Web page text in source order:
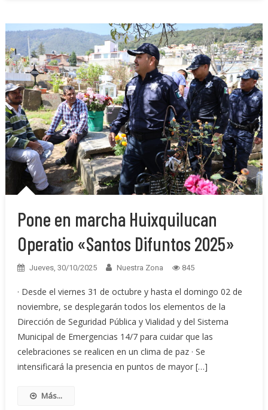
Pone en marcha Huixquilucan
Operatio «Santos Difuntos 2025»
Jueves, 30/10/2025 Nuestra Zona 845
· Desde el viernes 31 de octubre y hasta el domingo 02 de
noviembre, se desplegarán todos los elementos de la
Dirección de Seguridad Pública y Vialidad y del Sistema
Municipal de Emergencias 14/7 para cuidar que las
celebraciones se realicen en un clima de paz · Se
intensificará la presencia en puntos de mayor […]
Más...